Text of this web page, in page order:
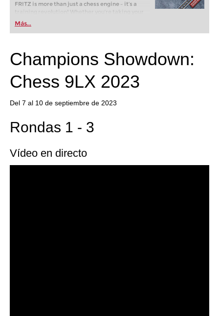
FRITZ is more than just a chess engine – it’s a
training revolution! Whether you’re taking your
first steps into the world of club chess, or already
playing at a tournament level: with FRITZ, you can
train more efficiently, intelligently and with a
Más...
Champions Showdown:
Chess 9LX 2023
Del 7 al 10 de septiembre de 2023
Rondas 1 - 3
Vídeo en directo